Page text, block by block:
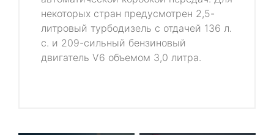
некоторых стран предусмотрен 2,5-
литровый турбодизель с отдачей 136 л.
с. и 209-сильный бензиновый
двигатель V6 объемом 3,0 литра.